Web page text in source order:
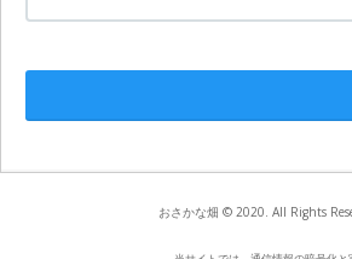
おさかな畑 © 2020. All Rights